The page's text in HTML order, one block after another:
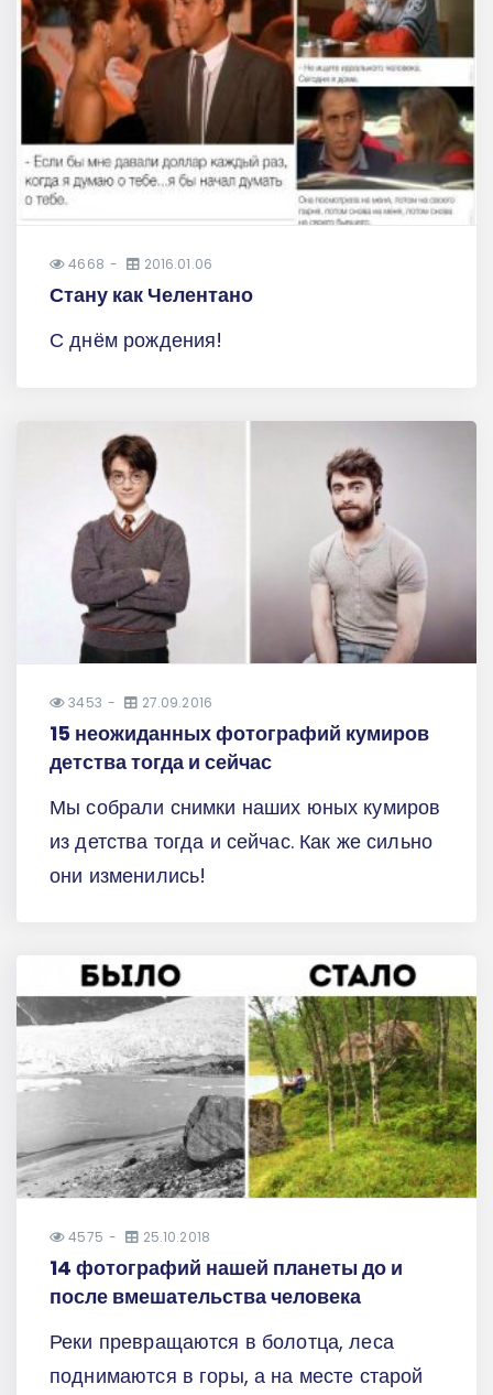
4668 2016.01.06
Стану как Челентано
С днём рождения!
3453 27.09.2016
15 неожиданных фотографий кумиров
детства тогда и сейчас
Мы собрали снимки наших юных кумиров
из детства тогда и сейчас. Как же сильно
они изменились!
4575 25.10.2018
14 фотографий нашей планеты до и
после вмешательства человека
Реки превращаются в болотца, леса
поднимаются в горы, а на месте старой